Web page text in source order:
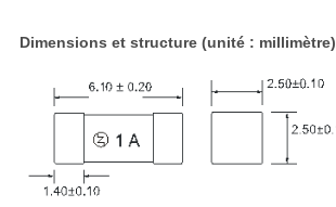
Dimensions et structure (unité : millimètre)